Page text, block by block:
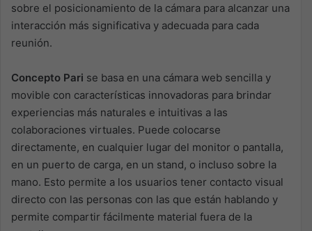
sobre el posicionamiento de la cámara para alcanzar una
interacción más significativa y adecuada para cada
reunión.
Concepto Pari se basa en una cámara web sencilla y
movible con características innovadoras para brindar
experiencias más naturales e intuitivas a las
colaboraciones virtuales. Puede colocarse
directamente, en cualquier lugar del monitor o pantalla,
en un puerto de carga, en un stand, o incluso sobre la
mano. Esto permite a los usuarios tener contacto visual
directo con las personas con las que están hablando y
permite compartir fácilmente material fuera de la